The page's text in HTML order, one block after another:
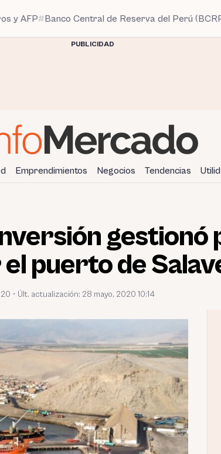
y AFP Banco Central de Reserva del Perú
PUBLICIDAD
Emprendimientos Negocios Tendencias
gestionó
puerto de
• Últ. actualización: 28 mayo, 2020 10:14